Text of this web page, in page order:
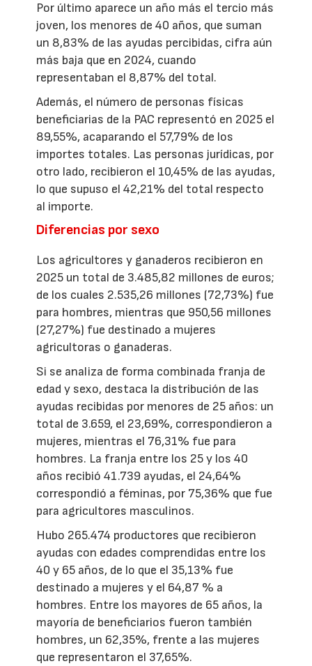
Por último aparece un año más el tercio más
joven, los menores de 40 años, que suman
un 8,83% de las ayudas percibidas, cifra aún
más baja que en 2024, cuando
representaban el 8,87% del total.
Además, el número de personas físicas
beneficiarias de la PAC representó en 2025 el
89,55%, acaparando el 57,79% de los
importes totales. Las personas jurídicas, por
otro lado, recibieron el 10,45% de las ayudas,
lo que supuso el 42,21% del total respecto
al importe.
Diferencias por sexo
Los agricultores y ganaderos recibieron en
2025 un total de 3.485,82 millones de euros;
de los cuales 2.535,26 millones (72,73%) fue
para hombres, mientras que 950,56 millones
(27,27%) fue destinado a mujeres
agricultoras o ganaderas.
Si se analiza de forma combinada franja de
edad y sexo, destaca la distribución de las
ayudas recibidas por menores de 25 años: un
total de 3.659, el 23,69%, correspondieron a
mujeres, mientras el 76,31% fue para
hombres. La franja entre los 25 y los 40
años recibió 41.739 ayudas, el 24,64%
correspondió a féminas, por 75,36% que fue
para agricultores masculinos.
Hubo 265.474 productores que recibieron
ayudas con edades comprendidas entre los
40 y 65 años, de lo que el 35,13% fue
destinado a mujeres y el 64,87 % a
hombres. Entre los mayores de 65 años, la
mayoría de beneficiarios fueron también
hombres, un 62,35%, frente a las mujeres
que representaron el 37,65%.